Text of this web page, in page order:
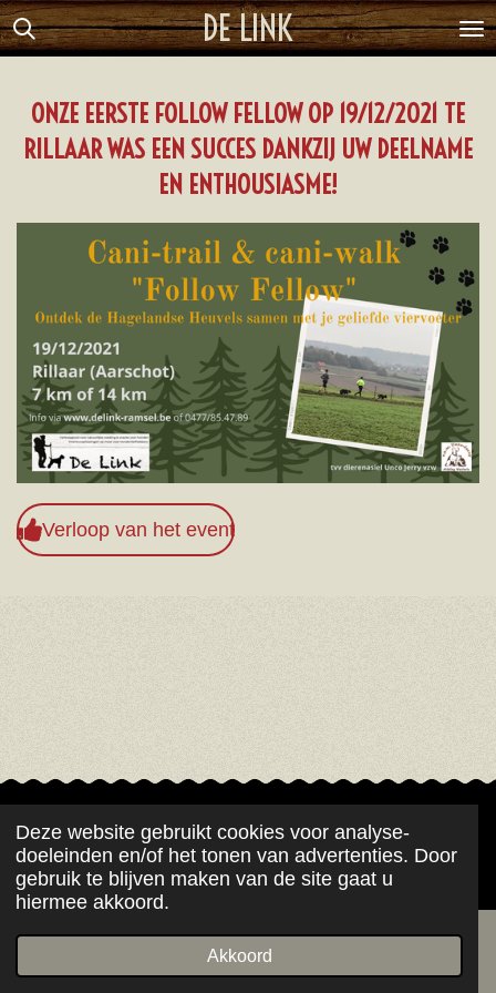
Deze website gebruikt cookies voor analyse-
doeleinden en/of het tonen van advertenties. Door
gebruik te blijven maken van de site gaat u
hiermee akkoord.
Akkoord
Ga
direct
naar
de
DE LINK
ONZE EERSTE FOLLOW FELLOW OP 19/12/2021 TE
RILLAAR WAS EEN SUCCES DANKZIJ UW DEELNAME
EN ENTHOUSIASME!
Verloop van het event
© 2021 - 2026 De Link
Powered byJouwWeb
Telefoonnummer